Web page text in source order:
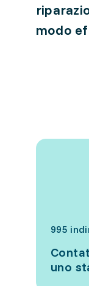
modo
995
uno